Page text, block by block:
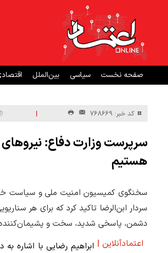
صفحه نخست سیاسی بین‌الملل
کد خبر: 768669 |
سرپرست وزارت دفاع: نیروهای
هستیم
سخنگوی کمیسیون امنیت ملی و سیاست
سردار ابن‌الرضا تاکید کرد که برای هر
دشمن، پاسخی شدید، سخت و
اعتمادآنلاین | ابراهیم رضایی با اشاره